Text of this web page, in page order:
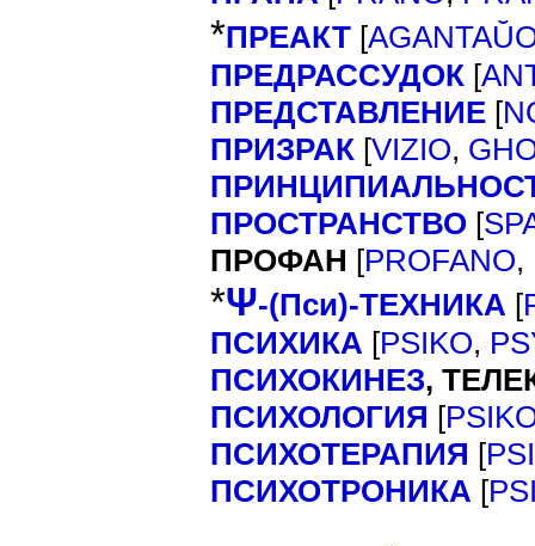
*ПРЕАКТ [
ПРЕДРАССУДОК [
ПРЕДСТАВЛЕНИЕ [
ПРИЗРАК [VIZIO,
ПРОСТРАНСТВО [
ПРОФАН [PROFANO,
*Ψ-(Пси)-ТЕХНИКА [
ПСИХИКА [PSIKO,
ПСИХОКИНЕЗ,
ПСИХОЛОГИЯ [
ПСИХОТЕРАПИЯ [
ПСИХОТРОНИКА [